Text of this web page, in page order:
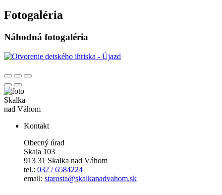
Fotogaléria
Náhodná fotogaléria
Skalka
nad Váhom
Kontakt
Obecný úrad
Skala 103
913 31 Skalka nad Váhom
tel.: 032 / 6584224
email: starosta@skalkanadvahom.sk